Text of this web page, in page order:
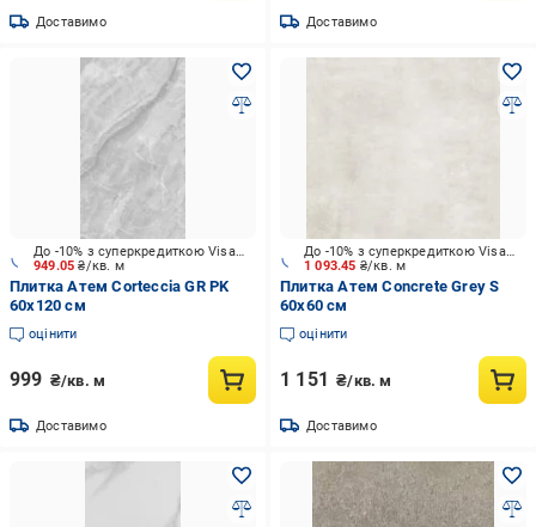
Доставимо Доставимо
949.05₴/кв. м
До -10% з суперкредиткою Visa Вигода
Плитка Атем Corteccia GR PK
60x120 см
оцінити
999 ₴/кв. м
Доставимо
1 093.45 ₴/кв. м
До -10% з суперкредиткою Visa Вигода
Плитка Атем Concrete Grey S
60x60 см
оцінити
1 151 ₴/кв. м
Доставимо